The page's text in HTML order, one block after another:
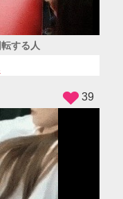
する人
39